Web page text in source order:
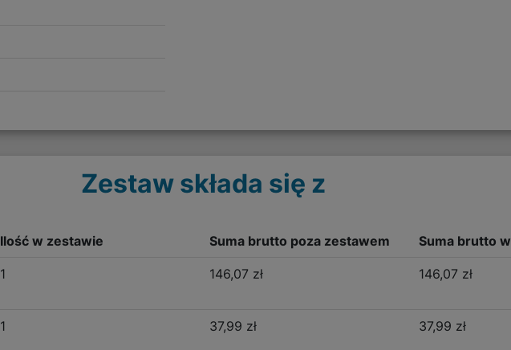
Zestaw składa się z
Ilość w zestawie Suma brutto poza zestawem Suma brutto
1 146,07 zł 146,07 zł
1 37,99 zł 37,99 zł